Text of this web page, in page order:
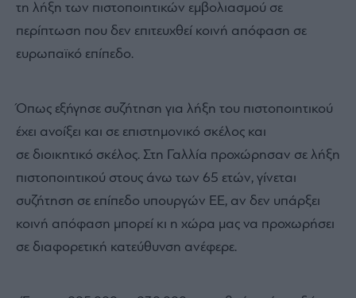
τη λήξη των πιστοποιητικών εμβολιασμού σε
περίπτωση που δεν επιτευχθεί κοινή απόφαση σε
ευρωπαϊκό επίπεδο.
Όπως εξήγησε συζήτηση για λήξη του πιστοποιητικού
έχει ανοίξει και σε επιστημονικό σκέλος και
σε διοικητικό σκέλος. Στη Γαλλία προχώρησαν σε λήξη
πιστοποιητικού στους άνω των 65 ετών, γίνεται
συζήτηση σε επίπεδο υπουργών ΕΕ, αν δεν υπάρξει
κοινή απόφαση μπορεί κι η χώρα μας να προχωρήσει
σε διαφορετική κατεύθυνση ανέφερε.